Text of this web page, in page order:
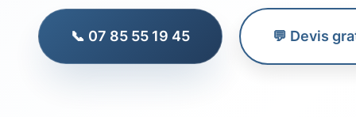
📞 07 85 55 19 45 💬 Devis